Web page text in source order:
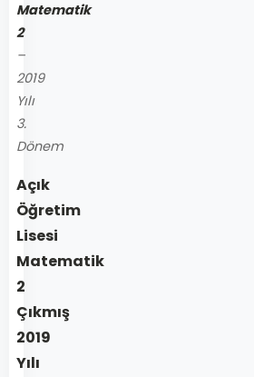
Matematik
2
–
2019
Yılı
3.
Dönem
Açık
Öğretim
Lisesi
Matematik
2
Çıkmış
2019
Yılı